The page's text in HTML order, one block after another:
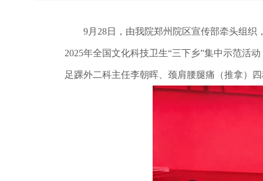
9月28日，由我院郑州院区宣传部牵头组织
2025年全国文化科技卫生“三下乡”集中示范活
足踝外二科主任李朝晖、颈肩腰腿痛（推拿）